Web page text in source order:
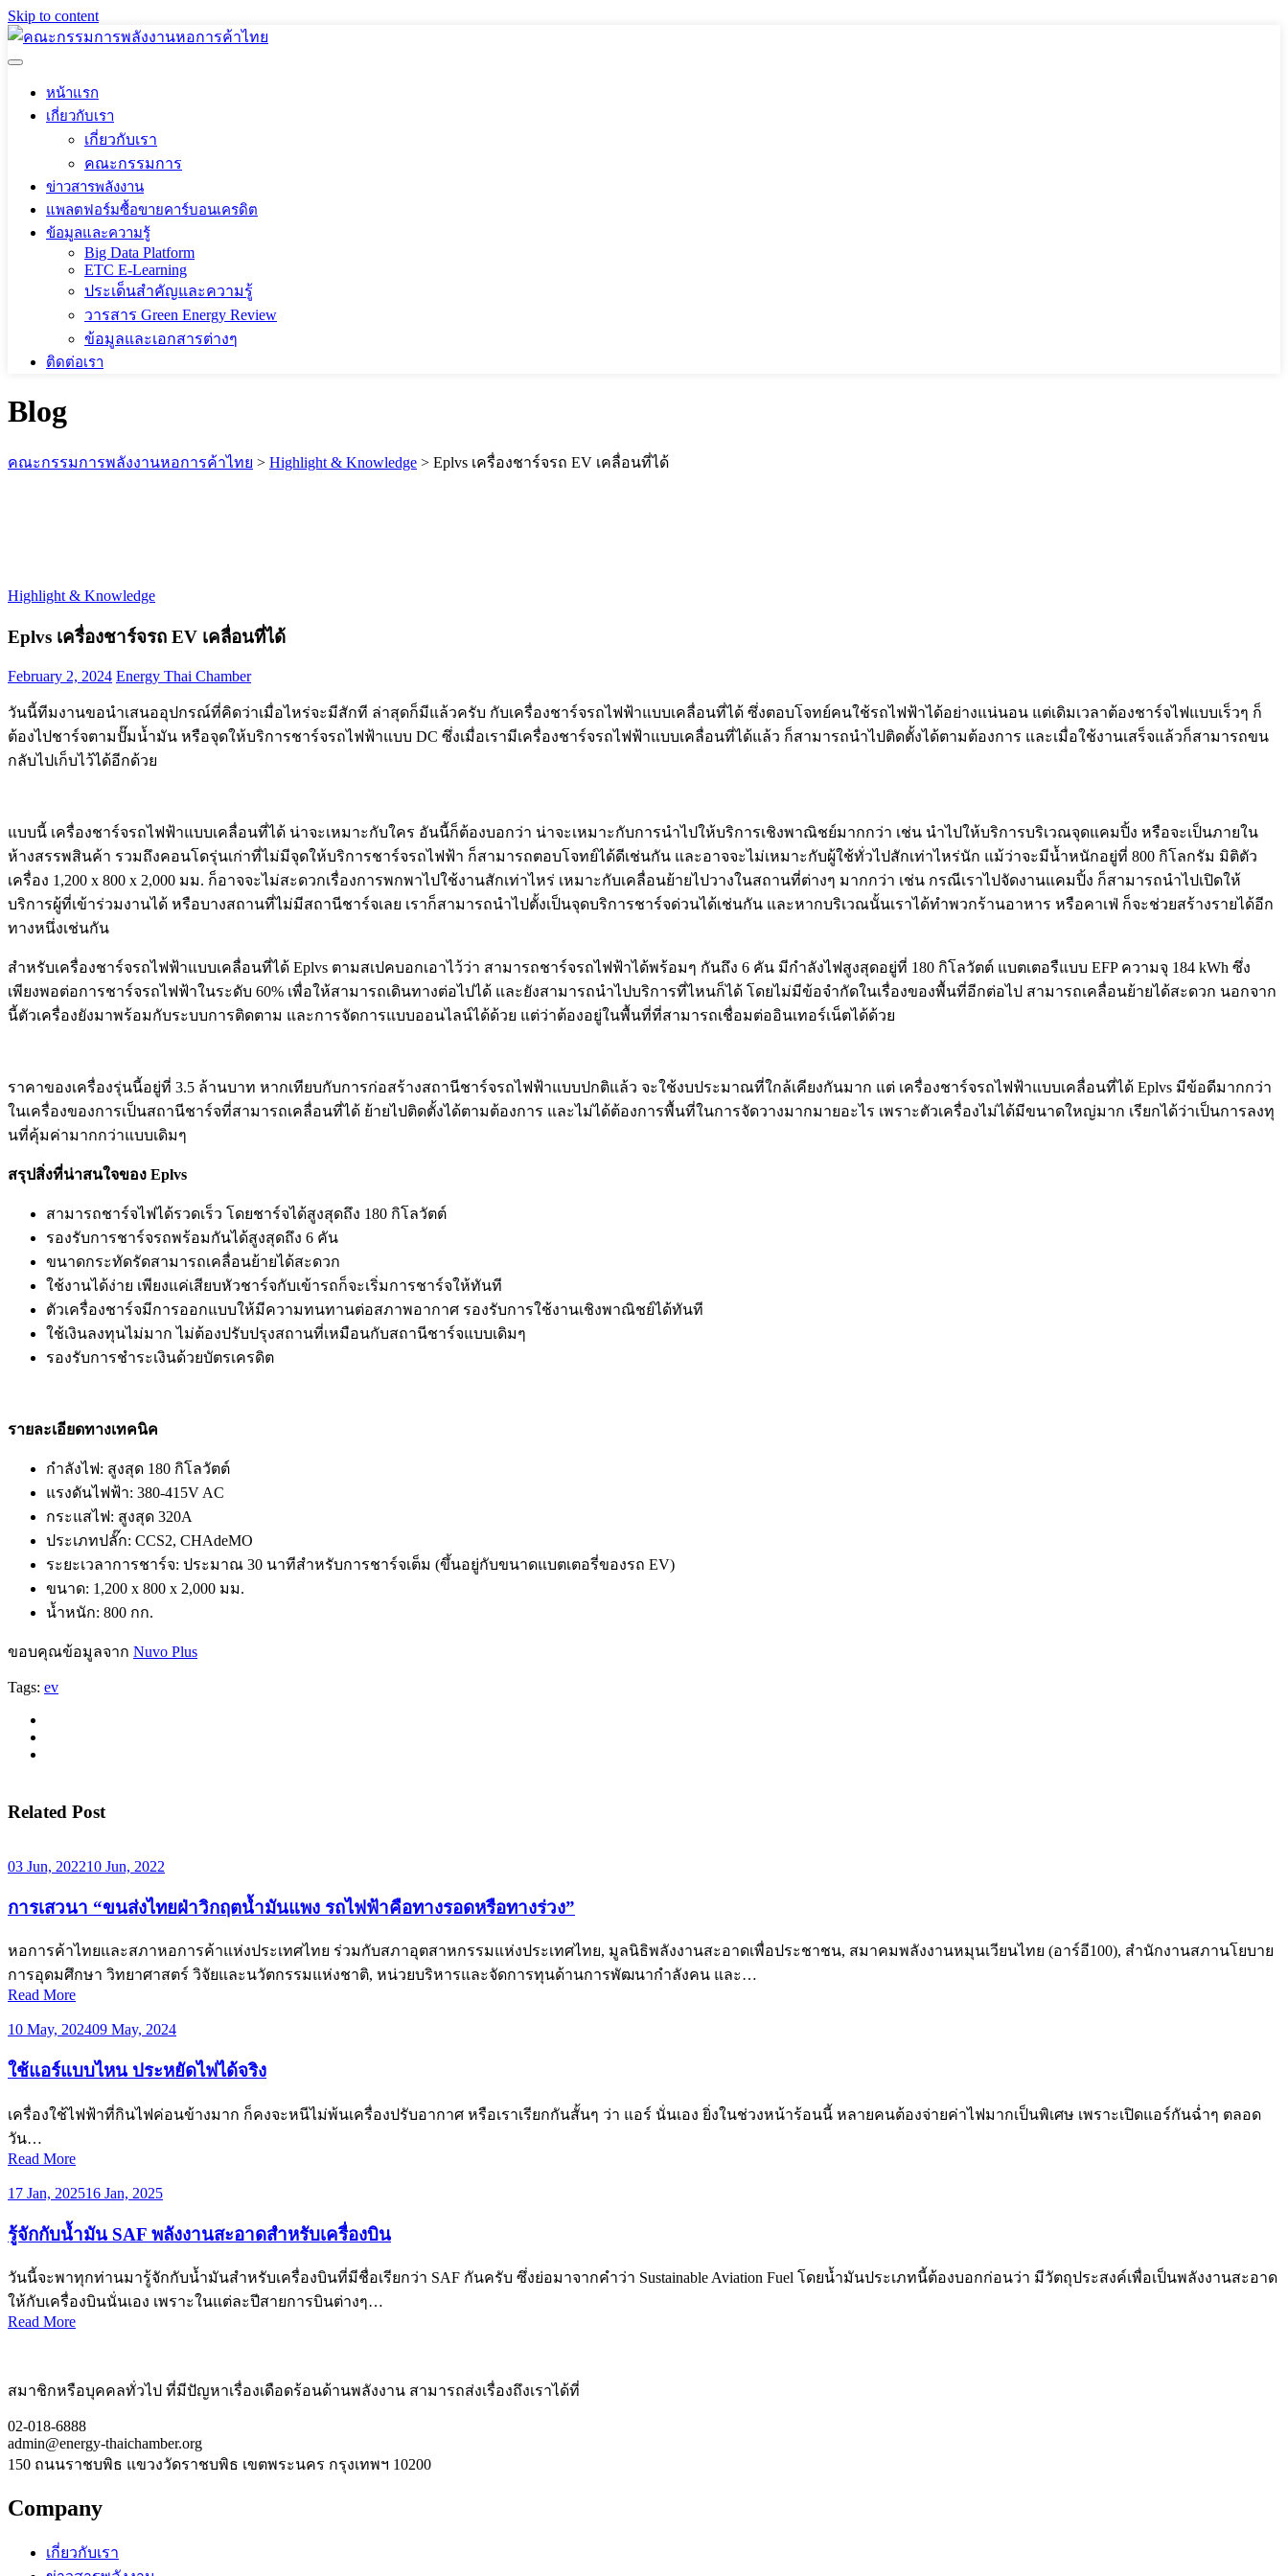
Skip to content
หน้าแรก
เกี่ยวกับเรา
เกี่ยวกับเรา
คณะกรรมการ
ข่าวสารพลังงาน
แพลตฟอร์มซื้อขายคาร์บอนเครดิต
ข้อมูลและความรู้
Big Data Platform
ETC E-Learning
ประเด็นสำคัญและความรู้
วารสาร Green Energy Review
ข้อมูลและเอกสารต่างๆ
ติดต่อเรา
Blog
คณะกรรมการพลังงานหอการค้าไทย > Highlight & Knowledge > Eplvs เครื่องชาร์จรถ EV เคลื่อนที่ได้
Highlight & Knowledge
Eplvs เครื่องชาร์จรถ EV เคลื่อนที่ได้
February 2, 2024 Energy Thai Chamber
วันนี้ทีมงานขอนำเสนออุปกรณ์ที่คิดว่าเมื่อไหร่จะมีสักที ล่าสุดก็มีแล้วครับ กับเครื่องชาร์จรถไฟฟ้าแบบเคลื่อนที่ได้ ซึ่งตอบโจทย์คนใช้รถไฟฟ้าได้อย่างแน่นอน แต่เดิมเวลาต้องชาร์จไฟแบบเร็วๆ ก็
ต้องไปชาร์จตามปั๊มน้ำมัน หรือจุดให้บริการชาร์จรถไฟฟ้าแบบ DC ซึ่งเมื่อเรามีเครื่องชาร์จรถไฟฟ้าแบบเคลื่อนที่ได้แล้ว ก็สามารถนำไปติดตั้งได้ตามต้องการ และเมื่อใช้งานเสร็จแล้วก็สามารถขน
กลับไปเก็บไว้ได้อีกด้วย
แบบนี้ เครื่องชาร์จรถไฟฟ้าแบบเคลื่อนที่ได้ น่าจะเหมาะกับใคร อันนี้ก็ต้องบอกว่า น่าจะเหมาะกับการนำไปให้บริการเชิงพาณิชย์มากกว่า เช่น นำไปให้บริการบริเวณจุดแคมปิ้ง หรือจะเป็นภายใน
ห้างสรรพสินค้า รวมถึงคอนโดรุ่นเก่าที่ไม่มีจุดให้บริการชาร์จรถไฟฟ้า ก็สามารถตอบโจทย์ได้ดีเช่นกัน และอาจจะไม่เหมาะกับผู้ใช้ทั่วไปสักเท่าไหร่นัก แม้ว่าจะมีน้ำหนักอยู่ที่ 800 กิโลกรัม มิติตัว
เครื่อง 1,200 x 800 x 2,000 มม. ก็อาจจะไม่สะดวกเรื่องการพกพาไปใช้งานสักเท่าไหร่ เหมาะกับเคลื่อนย้ายไปวางในสถานที่ต่างๆ มากกว่า เช่น กรณีเราไปจัดงานแคมปิ้ง ก็สามารถนำไปเปิดให้
บริการผู้ที่เข้าร่วมงานได้ หรือบางสถานที่ไม่มีสถานีชาร์จเลย เราก็สามารถนำไปตั้งเป็นจุดบริการชาร์จด่วนได้เช่นกัน และหากบริเวณนั้นเราได้ทำพวกร้านอาหาร หรือคาเฟ่ ก็จะช่วยสร้างรายได้อีก
ทางหนึ่งเช่นกัน
สำหรับเครื่องชาร์จรถไฟฟ้าแบบเคลื่อนที่ได้ Eplvs ตามสเปคบอกเอาไว้ว่า สามารถชาร์จรถไฟฟ้าได้พร้อมๆ กันถึง 6 คัน มีกำลังไฟสูงสุดอยู่ที่ 180 กิโลวัตต์ แบตเตอรืแบบ EFP ความจุ 184 kWh ซึ่ง
เพียงพอต่อการชาร์จรถไฟฟ้าในระดับ 60% เพื่อให้สามารถเดินทางต่อไปได้ และยังสามารถนำไปบริการที่ไหนก็ได้ โดยไม่มีข้อจำกัดในเรื่องของพื้นที่อีกต่อไป สามารถเคลื่อนย้ายได้สะดวก นอกจาก
นี้ตัวเครื่องยังมาพร้อมกับระบบการติดตาม และการจัดการแบบออนไลน์ได้ด้วย แต่ว่าต้องอยู่ในพื้นที่ที่สามารถเชื่อมต่ออินเทอร์เน็ตได้ด้วย
ราคาของเครื่องรุ่นนี้อยู่ที่ 3.5 ล้านบาท หากเทียบกับการก่อสร้างสถานีชาร์จรถไฟฟ้าแบบปกติแล้ว จะใช้งบประมาณที่ใกล้เคียงกันมาก แต่ เครื่องชาร์จรถไฟฟ้าแบบเคลื่อนที่ได้ Eplvs มีข้อดีมากกว่า
ในเครื่องของการเป็นสถานีชาร์จที่สามารถเคลื่อนที่ได้ ย้ายไปติดตั้งได้ตามต้องการ และไม่ได้ต้องการพื้นที่ในการจัดวางมากมายอะไร เพราะตัวเครื่องไม่ได้มีขนาดใหญ่มาก เรียกได้ว่าเป็นการลงทุ
นที่คุ้มค่ามากกว่าแบบเดิมๆ
สรุปสิ่งที่น่าสนใจของ Eplvs
สามารถชาร์จไฟได้รวดเร็ว โดยชาร์จได้สูงสุดถึง 180 กิโลวัตต์
รองรับการชาร์จรถพร้อมกันได้สูงสุดถึง 6 คัน
ขนาดกระทัดรัดสามารถเคลื่อนย้ายได้สะดวก
ใช้งานได้ง่าย เพียงแค่เสียบหัวชาร์จกับเข้ารถก็จะเริ่มการชาร์จให้ทันที
ตัวเครื่องชาร์จมีการออกแบบให้มีความทนทานต่อสภาพอากาศ รองรับการใช้งานเชิงพาณิชย์ได้ทันที
ใช้เงินลงทุนไม่มาก ไม่ต้องปรับปรุงสถานที่เหมือนกับสถานีชาร์จแบบเดิมๆ
รองรับการชำระเงินด้วยบัตรเครดิต
รายละเอียดทางเทคนิค
กำลังไฟ: สูงสุด 180 กิโลวัตต์
แรงดันไฟฟ้า: 380-415V AC
กระแสไฟ: สูงสุด 320A
ประเภทปลั๊ก: CCS2, CHAdeMO
ระยะเวลาการชาร์จ: ประมาณ 30 นาทีสำหรับการชาร์จเต็ม (ขึ้นอยู่กับขนาดแบตเตอรี่ของรถ EV)
ขนาด: 1,200 x 800 x 2,000 มม.
น้ำหนัก: 800 กก.
ขอบคุณข้อมูลจาก Nuvo Plus
Tags: ev
Related Post
03 Jun, 202210 Jun, 2022
การเสวนา “ขนส่งไทยฝ่าวิกฤตน้ำมันแพง รถไฟฟ้าคือทางรอดหรือทางร่วง”
หอการค้าไทยและสภาหอการค้าแห่งประเทศไทย ร่วมกับสภาอุตสาหกรรมแห่งประเทศไทย, มูลนิธิพลังงานสะอาดเพื่อประชาชน, สมาคมพลังงานหมุนเวียนไทย (อาร์อี100), สำนักงานสภานโยบาย
การอุดมศึกษา วิทยาศาสตร์ วิจัยและนวัตกรรมแห่งชาติ, หน่วยบริหารและจัดการทุนด้านการพัฒนากำลังคน และ…
Read More
10 May, 202409 May, 2024
ใช้แอร์แบบไหน ประหยัดไฟได้จริง
เครื่องใช้ไฟฟ้าที่กินไฟค่อนข้างมาก ก็คงจะหนีไม่พ้นเครื่องปรับอากาศ หรือเราเรียกกันสั้นๆ ว่า แอร์ นั่นเอง ยิ่งในช่วงหน้าร้อนนี้ หลายคนต้องจ่ายค่าไฟมากเป็นพิเศษ เพราะเปิดแอร์กันฉ่ำๆ ตลอด
วัน…
Read More
17 Jan, 202516 Jan, 2025
รู้จักกับน้ำมัน SAF พลังงานสะอาดสำหรับเครื่องบิน
วันนี้จะพาทุกท่านมารู้จักกับน้ำมันสำหรับเครื่องบินที่มีชื่อเรียกว่า SAF กันครับ ซึ่งย่อมาจากคำว่า Sustainable Aviation Fuel โดยน้ำมันประเภทนี้ต้องบอกก่อนว่า มีวัตถุประสงค์เพื่อเป็นพลังงานสะอาด
ให้กับเครื่องบินนั่นเอง เพราะในแต่ละปีสายการบินต่างๆ…
Read More
สมาชิกหรือบุคคลทั่วไป ที่มีปัญหาเรื่องเดือดร้อนด้านพลังงาน สามารถส่งเรื่องถึงเราได้ที่
02-018-6888
admin@energy-thaichamber.org
150 ถนนราชบพิธ แขวงวัดราชบพิธ เขตพระนคร กรุงเทพฯ 10200
Company
เกี่ยวกับเรา